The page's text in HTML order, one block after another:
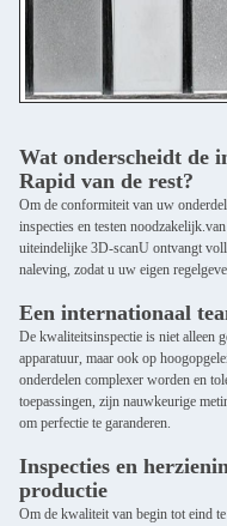
Wat onderscheidt de
Rapid van de rest?
Om de conformiteit van uw
inspecties en testen
uiteindelijke 3D-scanU ontvangt
naleving, zodat u uw eigen
Een internationaal
De kwaliteitsinspectie is niet alleen
apparatuur, maar ook op
onderdelen complexer worden en
toepassingen, zijn nauwkeurige
om perfectie te garanderen.
Inspecties en
productie
Om de kwaliteit van begin tot eind